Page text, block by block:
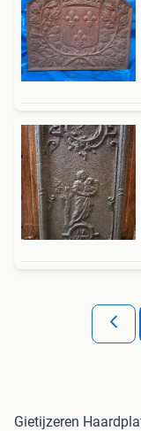
Gietijzeren